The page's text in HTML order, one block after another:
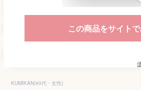
この商品をサイト
KUMIKAN(40代・女性)